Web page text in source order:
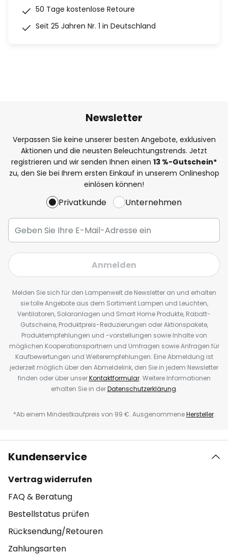
50 Tage kostenlose Retoure
Seit 25 Jahren Nr. 1 in Deutschland
Newsletter
Verpassen Sie keine unserer besten Angebote, exklusiven
Aktionen und die neusten Beleuchtungstrends. Jetzt
registrieren und wir senden Ihnen einen 13 %-Gutschein*
zu, den Sie bei Ihrem ersten Einkauf in unserem Onlineshop
einlösen können!
Privatkunde Unternehmen
Anmelden
Melden Sie sich für den Lampenwelt.de Newsletter an und erhalten
sie tolle Angebote aus dem Sortiment Lampen und Leuchten,
Ventilatoren, Solaranlagen und Smart Home Produkte, Rabatt-
Gutscheine, Produktpreis-Reduzierungen oder Aktionspakete,
Produktempfehlungen und -vorstellungen sowie Inhalte von
möglichen Kooperationspartnern und Umfragen sowie Anfragen für
Kaufbewertungen und Weiterempfehlungen. Eine Abmeldung ist
jederzeit möglich über den Abmeldelink, den Sie in jedem Newsletter
finden oder über unserKontaktformular. Weitere Informationen
erhalten Sie in derDatenschutzerklärung.
*Ab einem Mindestkaufpreis von 99 €. AusgenommeneHersteller.
Kundenservice
Vertrag widerrufen
FAQ & Beratung
Bestellstatus prüfen
Rücksendung/Retouren
Zahlungsarten